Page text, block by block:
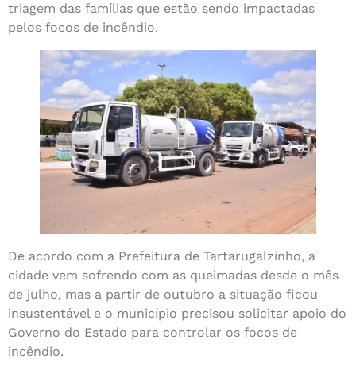
triagem das famílias que estão sendo impactadas
pelos focos de incêndio.
De acordo com a Prefeitura de Tartarugalzinho, a
cidade vem sofrendo com as queimadas desde o mês
de julho, mas a partir de outubro a situação ficou
insustentável e o município precisou solicitar apoio do
Governo do Estado para controlar os focos de
incêndio.